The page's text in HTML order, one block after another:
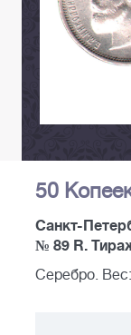
50
Санкт-
№ 89 R.
Серебро. Вес: